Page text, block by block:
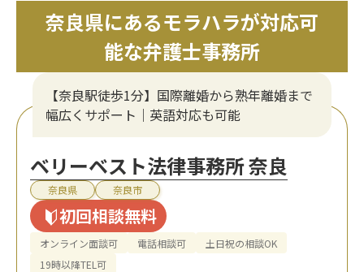
奈良県にあるモラハラが対応可
能な弁護士事務所
【奈良駅徒歩1分】国際離婚から熟年離婚まで
幅広くサポート｜英語対応も可能
ベリーベスト法律事務所 奈良
奈良県 奈良市
初回相談無料
オンライン面談可 電話相談可
土日祝の相談OK
19時以降TEL可